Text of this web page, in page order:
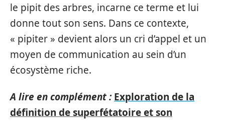
le pipit des arbres, incarne ce terme et lui
donne tout son sens. Dans ce contexte,
« pipiter » devient alors un cri d’appel et un
moyen de communication au sein d’un
écosystème riche.
A lire en complément : Exploration de la
définition de superfétatoire et son